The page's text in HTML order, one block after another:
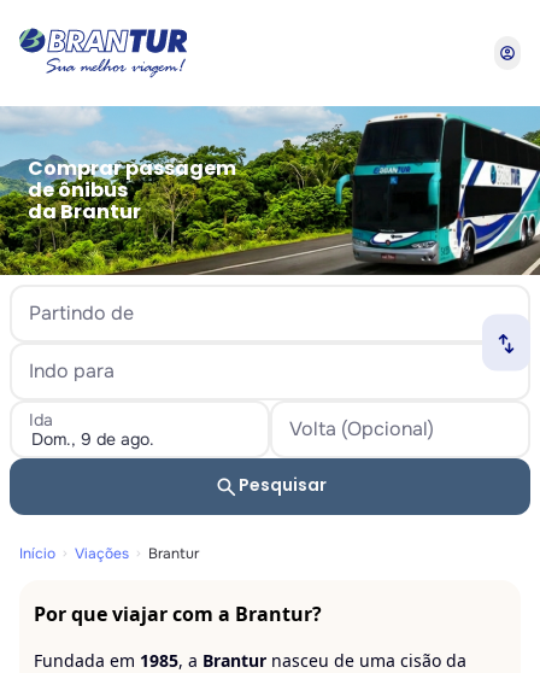
account_circle
Comprar passagem
de ônibus
da Brantur
Partindo de
Indo para
swap_horiz
Ida Volta (Opcional)
search Pesquisar
Início Viações Brantur
Por que viajar com a Brantur?
Fundada em 1985, a Brantur nasceu de uma cisão da